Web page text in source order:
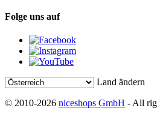
Folge uns auf
Land ändern
© 2010-2026 niceshops GmbH - All